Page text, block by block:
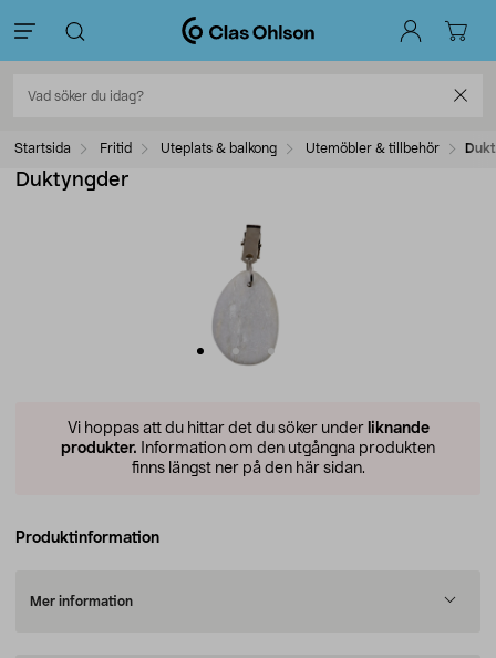
Startsida Fritid Uteplats & balkong Utemöbler & tillbehör
Duktyngder
Vi hoppas att du hittar det du söker under liknande
produkter. Information om den utgångna produkten
finns längst ner på den här sidan.
Produktinformation
Mer information